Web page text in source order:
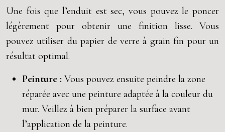
Une fois que l’enduit est sec, vous pouvez le poncer
légèrement pour obtenir une finition lisse. Vous
pouvez utiliser du papier de verre à grain fin pour un
résultat optimal.
Peinture : Vous pouvez ensuite peindre la zone
réparée avec une peinture adaptée à la couleur du
mur. Veillez à bien préparer la surface avant
l’application de la peinture.